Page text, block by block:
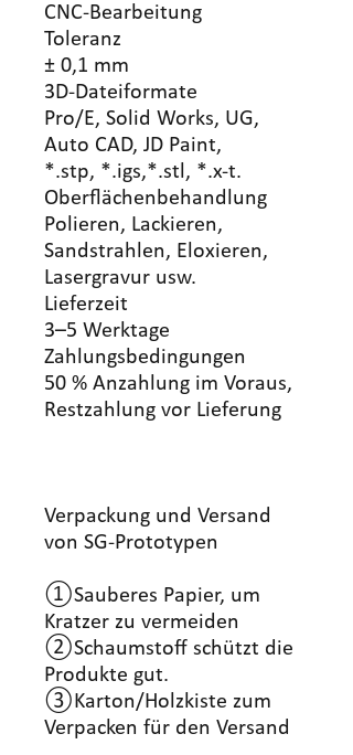
CNC-Bearbeitung
Toleranz
± 0,1 mm
3D-Dateiformate
Pro/E, Solid Works, UG,
Auto CAD, JD Paint,
*.stp, *.igs,*.stl, *.x-t.
Oberflächenbehandlung
Polieren, Lackieren,
Sandstrahlen, Eloxieren,
Lasergravur usw.
Lieferzeit
3–5 Werktage
Zahlungsbedingungen
50 % Anzahlung im Voraus,
Restzahlung vor Lieferung
Verpackung und Versand
von SG-Prototypen
①Sauberes Papier, um
Kratzer zu vermeiden
②Schaumstoff schützt die
Produkte gut.
③Karton/Holzkiste zum
Verpacken für den Versand